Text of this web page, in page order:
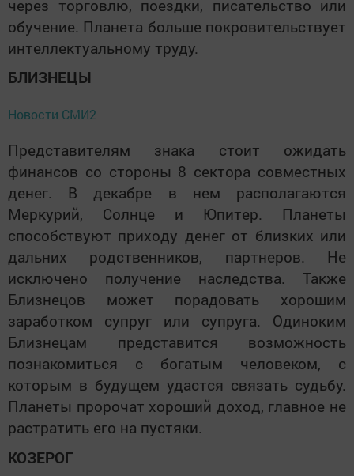
через торговлю, поездки, писательство или
обучение. Планета больше покровительствует
интеллектуальному труду.
БЛИЗНЕЦЫ
Новости СМИ2
Представителям знака стоит ожидать
финансов со стороны 8 сектора совместных
денег. В декабре в нем располагаются
Меркурий, Солнце и Юпитер. Планеты
способствуют приходу денег от близких или
дальних родственников, партнеров. Не
исключено получение наследства. Также
Близнецов может порадовать хорошим
заработком супруг или супруга. Одиноким
Близнецам представится возможность
познакомиться с богатым человеком, с
которым в будущем удастся связать судьбу.
Планеты пророчат хороший доход, главное не
растратить его на пустяки.
КОЗЕРОГ